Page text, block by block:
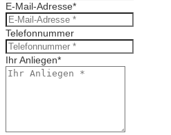
E-Mail-Adresse*
Telefonnummer
Ihr Anliegen*